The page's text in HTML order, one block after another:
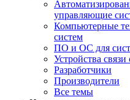
управляющие
Компьютерные
систем
ПО и ОС для
Устройства
Разработчики
Производители
Все темы